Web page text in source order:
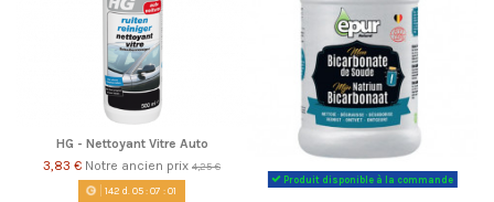
HG - Nettoyant Vitre Auto
3,83 € Notre ancien prix 4,25 €
142 d. 05:07 :00
Produit disponible à la commande